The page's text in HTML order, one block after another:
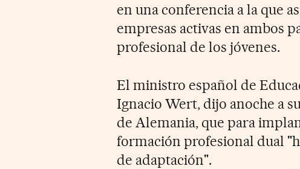
en una conferencia a la que
empresas activas en ambos
profesional de los jóvenes.
El ministro español de
Ignacio Wert, dijo anoche a
de Alemania, que para
formación profesional dual
de adaptación".